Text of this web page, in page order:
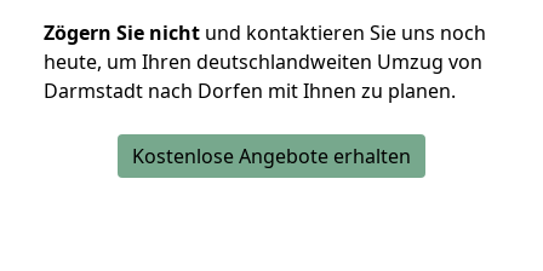
Zögern Sie nicht und kontaktieren Sie uns noch
heute, um Ihren deutschlandweiten Umzug von
Darmstadt nach Dorfen mit Ihnen zu planen.
Kostenlose Angebote erhalten